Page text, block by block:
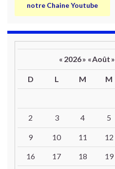
notre Chaine Youtube
« 2026» «Août »
D L M M
2 3 4 5
9 10 11 12
16 17 18 19